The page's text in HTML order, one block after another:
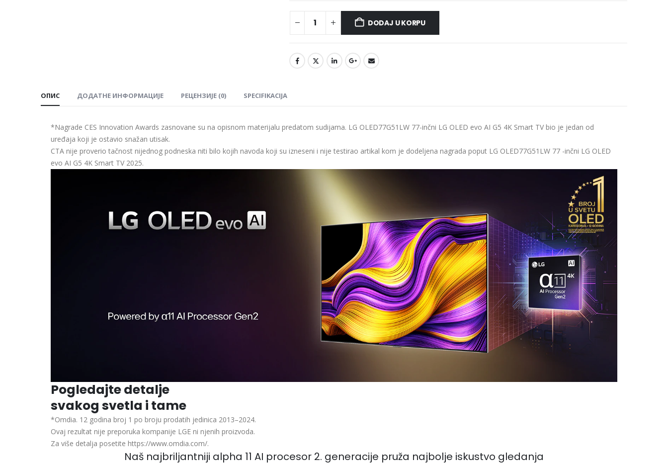
DODAJ U KORPU
ОПИС ДОДАТНЕ ИНФОРМАЦИЈЕ РЕЦЕНЗИЈЕ (0) SPECIFIKACIJA
*Nagrade CES Innovation Awards zasnovane su na opisnom materijalu predatom sudijama. LG OLED77G51LW 77-inčni LG OLED evo AI G5 4K Smart TV bio je jedan od
uređaja koji je ostavio snažan utisak.
CTA nije proverio tačnost nijednog podneska niti bilo kojih navoda koji su izneseni i nije testirao artikal kom je dodeljena nagrada poput LG OLED77G51LW 77 -inčni LG OLED
evo AI G5 4K Smart TV 2025.
Pogledajte detalje
svakog svetla i tame
*Omdia. 12 godina broj 1 po broju prodatih jedinica 2013–2024.
Ovaj rezultat nije preporuka kompanije LGE ni njenih proizvoda.
Za više detalja posetite https://www.omdia.com/.
Naš najbriljantniji alpha 11 AI procesor 2. generacije pruža najbolje iskustvo gledanja